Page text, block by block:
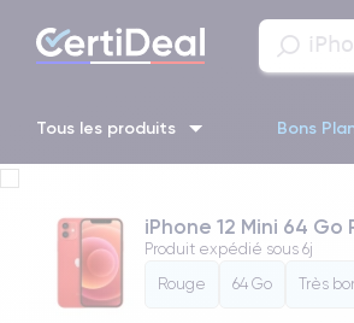
Tous les produits Bons
iPhone 11 Pro iPhone 14 pro
iPhone 12 Mini 64 Go
Produit expédié sous 6j
Rouge
64 Go Très